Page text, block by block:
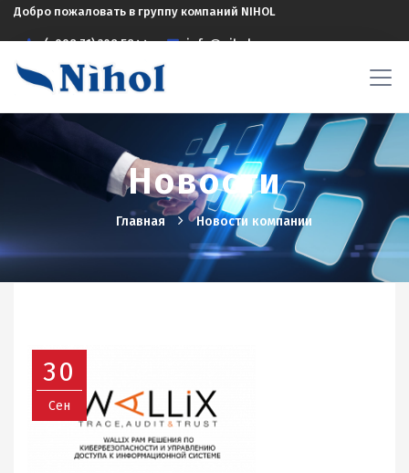
Добро пожаловать в группу компаний NIHOL
(+998 71) 208 5844 info@nihol.uz
Новости
Главная Новости компании
30
Сен